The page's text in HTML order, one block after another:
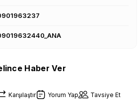
Haber Ver
Karşılaştır Yorum Yap Tavsiye Et